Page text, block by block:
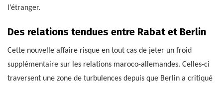
l’étranger.
Des relations tendues entre Rabat et Berlin
Cette nouvelle affaire risque en tout cas de jeter un froid
supplémentaire sur les relations maroco-allemandes. Celles-ci
traversent une zone de turbulences depuis que Berlin a critiqué